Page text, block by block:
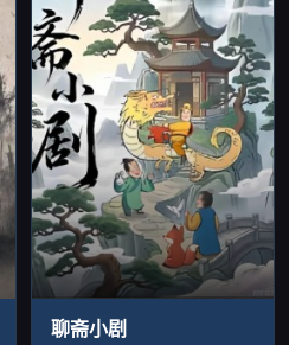
聊斋小剧